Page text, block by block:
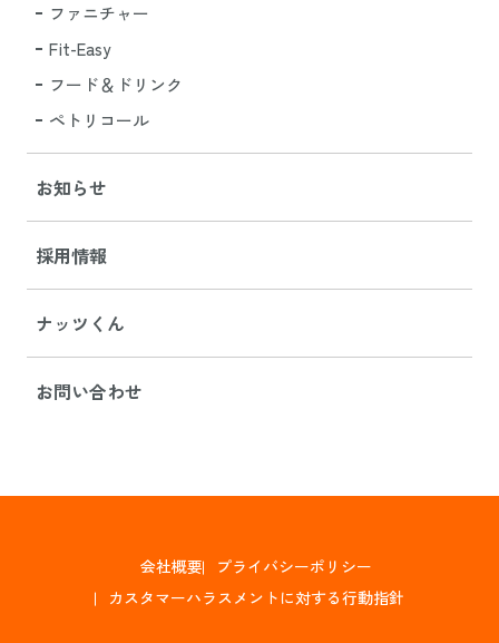
ファニチャー
Fit-Easy
フード＆ドリンク
ペトリコール
お知らせ
採用情報
ナッツくん
お問い合わせ
会社概要
プライバシーポリシー
カスタマーハラスメントに対する行動指針